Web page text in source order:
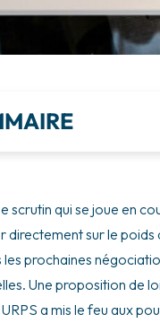
scrutin qui se joue en
directement sur le poids
les prochaines
Une proposition de
a mis le feu aux